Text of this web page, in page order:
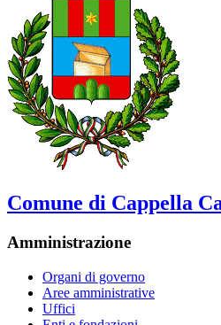
Comune di Cappella
Amministrazione
Organi di governo
Aree amministrative
Uffici